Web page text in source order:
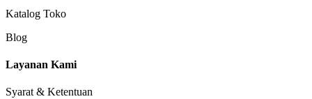
Katalog Toko
Blog
Layanan Kami
Syarat & Ketentuan